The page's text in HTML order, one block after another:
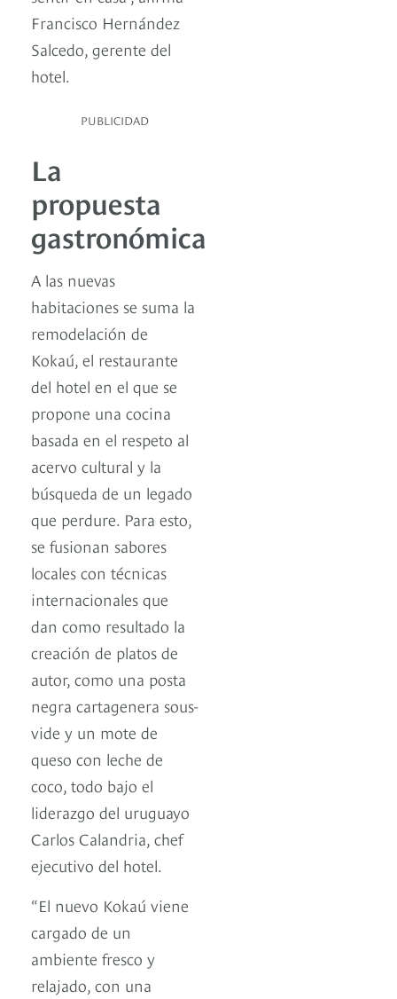
Francisco Hernández
Salcedo, gerente del
hotel.
PUBLICIDAD
La
propuesta
gastronómica
A las nuevas
habitaciones se suma la
remodelación de
Kokaú, el restaurante
del hotel en el que se
propone una cocina
basada en el respeto al
acervo cultural y la
búsqueda de un legado
que perdure. Para esto,
se fusionan sabores
locales con técnicas
internacionales que
dan como resultado la
creación de platos de
autor, como una posta
negra cartagenera sous-
vide y un mote de
queso con leche de
coco, todo bajo el
liderazgo del uruguayo
Carlos Calandria, chef
ejecutivo del hotel.
“El nuevo Kokaú viene
cargado de un
ambiente fresco y
relajado, con una